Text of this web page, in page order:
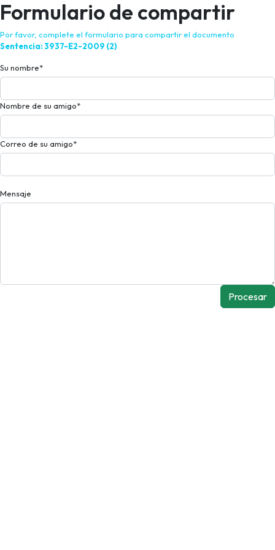
Formulario de compartir
Por favor, complete el formulario para compartir el documento
Sentencia: 3937-E2-2009 (2)
Su nombre*
Nombre de su amigo*
Correo de su amigo*
Mensaje